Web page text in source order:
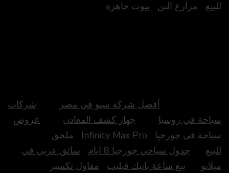
للبيع
مزارع البن بيوت جاهزة
أفضل شركة سيو في مصر
شركات
سياحة في روسيا
جهاز كشف المعادن
عروض
سياحة في جورجيا
Infinity Max Pro
ملحق
للبيع
جدول سياحي جورجيا 8 ايام
سائق عربي في
ميلانو
بيع ساعة باتيك فيليب
مقاول تكسير